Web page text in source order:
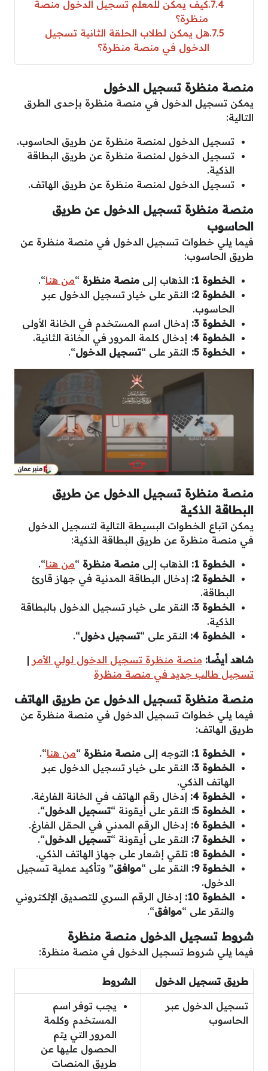
7.4 كيف يمكن للمعلم تسجيل الدخول منصة
منظرة؟
7.5 هل يمكن لطلاب الحلقة الثانية تسجيل
الدخول في منصة منظرة؟
منصة منظرة تسجيل الدخول
يمكن تسجيل الدخول في منصة منظرة بإحدى الطرق
التالية:
تسجيل الدخول لمنصة منظرة عن طريق الحاسوب.
تسجيل الدخول لمنصة منظرة عن طريق البطاقة
الذكية.
تسجيل الدخول لمنصة منظرة عن طريق الهاتف.
منصة منظرة تسجيل الدخول عن طريق
الحاسوب
فيما يلي خطوات تسجيل الدخول في منصة منظرة عن
طريق الحاسوب:
الخطوة 1:
الذهاب إلى منصة منظرة “من هنا“.
الخطوة 2:
النقر على خيار تسجيل الدخول عبر
الحاسوب.
الخطوة 3:
إدخال اسم المستخدم في الخانة الأولى
الخطوة 4:
إدخال كلمة المرور في الخانة الثانية.
الخطوة 5:
النقر على “تسجيل الدخول“.
منصة منظرة تسجيل الدخول عن طريق
البطاقة الذكية
يمكن اتباع الخطوات البسيطة التالية لتسجيل الدخول
في منصة منظرة عن طريق البطاقة الذكية:
الخطوة 1:
الذهاب إلى منصة منظرة “من هنا“.
الخطوة 2:
إدخال البطاقة المدنية في جهاز قارئ
البطاقة.
الخطوة 3:
النقر على خيار تسجيل الدخول بالبطاقة
الذكية.
الخطوة 4:
النقر على “تسجيل دخول“.
شاهد أيضًا: منصة منظرة تسجيل الدخول لولي الأمر |
تسجيل طالب جديد في منصة منظرة
منصة منظرة تسجيل الدخول عن طريق الهاتف
فيما يلي خطوات تسجيل الدخول في منصة منظرة عن
طريق الهاتف:
الخطوة 1:
التوجه إلى منصة منظرة “من هنا“.
الخطوة 3:
النقر على خيار تسجيل الدخول عبر
الهاتف الذكي.
الخطوة 4:
إدخال رقم الهاتف في الخانة الفارغة.
الخطوة 5:
النقر على أيقونة “تسجيل الدخول“.
الخطوة 6:
إدخال الرقم المدني في الحقل الفارغ.
الخطوة 7:
النقر على أيقونة “تسجيل الدخول“.
الخطوة 8:
تلقي إشعار على جهاز الهاتف الذكي.
الخطوة 9:
النقر على “موافق” وتأكيد عملية تسجيل
الدخول.
الخطوة 10:
إدخال الرقم السري للتصديق الإلكتروني
والنقر على “موافق“.
شروط تسجيل الدخول منصة منظرة
فيما يلي شروط تسجيل الدخول في منصة منظرة:
طريق تسجيل الدخول الشروط
تسجيل الدخول عبر
الحاسوب
يجب توفر اسم
المستخدم وكلمة
المرور التي يتم
الحصول عليها عن
طريق المنصات